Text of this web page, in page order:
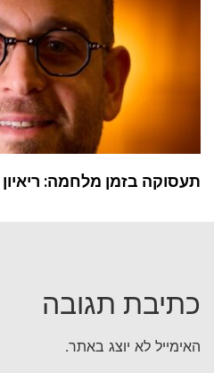
תעסוקה בזמן מלחמה:
כתיבת תגובה
האימייל לא יוצג באתר.